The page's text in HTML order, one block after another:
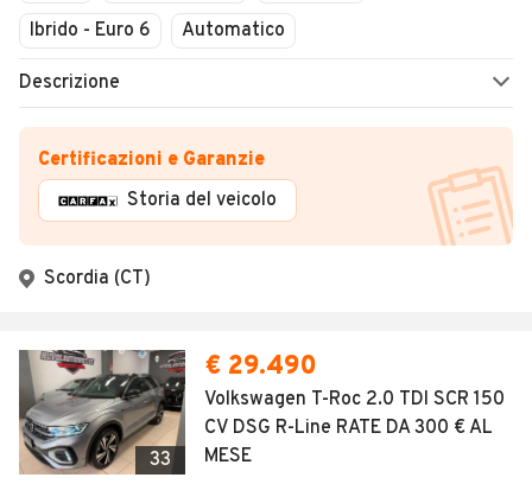
Ibrido - Euro 6
Automatico
Descrizione
Certificazioni e Garanzie
Storia del veicolo
Scordia (CT)
33
€ 29.490
Volkswagen T-Roc 2.0 TDI SCR 150
CV DSG R-Line RATE DA 300 € AL
MESE